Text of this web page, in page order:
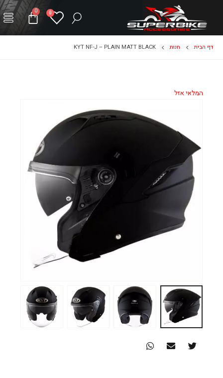
0
0
דף הבית חנות KYT NF-J – PLAIN MATT BLACK
המלאי אזל